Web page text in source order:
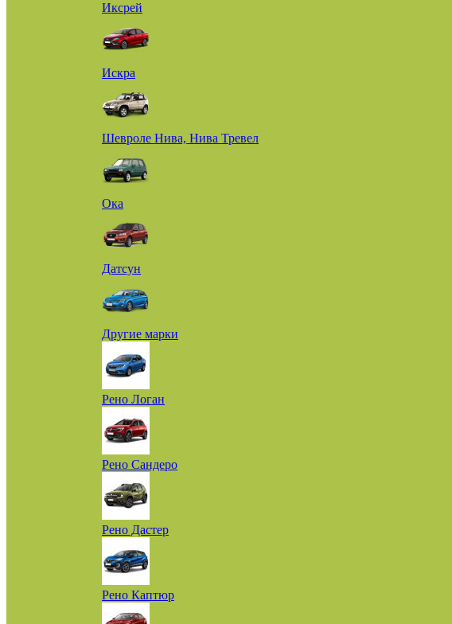
Иксрей
Искра
Шевроле Нива, Нива Тревел
Ока
Датсун
Другие марки
Рено Логан
Рено Сандеро
Рено Дастер
Рено Каптюр